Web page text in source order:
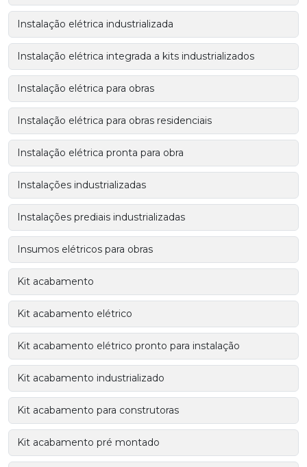
Instalação elétrica industrializada
Instalação elétrica integrada a kits industrializados
Instalação elétrica para obras
Instalação elétrica para obras residenciais
Instalação elétrica pronta para obra
Instalações industrializadas
Instalações prediais industrializadas
Insumos elétricos para obras
Kit acabamento
Kit acabamento elétrico
Kit acabamento elétrico pronto para instalação
Kit acabamento industrializado
Kit acabamento para construtoras
Kit acabamento pré montado